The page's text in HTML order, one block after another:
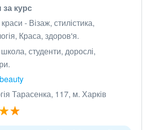
за курс
краси - Візаж, стилістика,
Краса, здоров'я.
студенти, дорослі,
Тарасенка, 117, м. Харків